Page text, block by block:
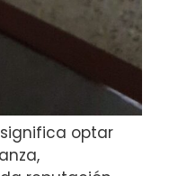
optar